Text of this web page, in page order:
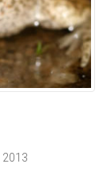
2013